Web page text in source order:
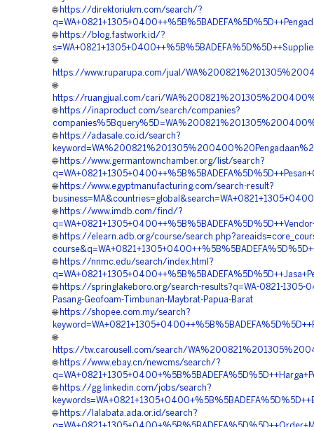
🌐 https://direktoriukm.com/search/?
🌐 https://blog.fastwork.id/?
🌐
https://www.ruparupa.com/jual/
🌐
https://ruangjual.com/cari/
🌐 https://inaproduct.com/search/companies?
🌐 https://adasale.co.id/search?
🌐 https://www.germantownchamber.org/list/search?
🌐 https://www.egyptmanufacturing.com/search-result?
🌐 https://www.imdb.com/find/?
🌐 https://elearn.adb.org/course/
🌐 https://nnmc.edu/search/index.html?
🌐 https://springlakeboro.org/search-results?q=WA-0821-1305-
Pasang-Geofoam-Timbunan-Maybrat-Papua-Barat
🌐 https://shopee.com.my/search?
🌐
https://tw.carousell.com/search/
🌐 https://www.ebay.cn/newcms/search/?
🌐 https://gg.linkedin.com/jobs/search?
🌐 https://lalabata.ada.or.id/search?